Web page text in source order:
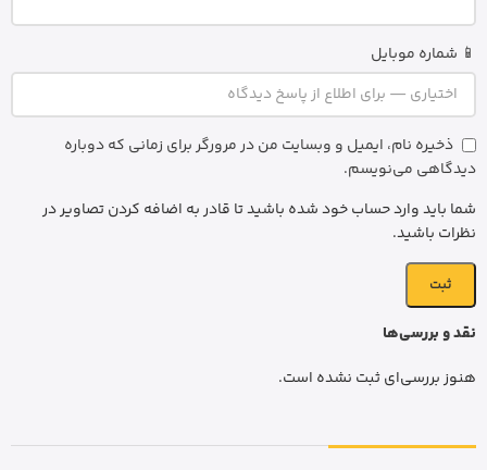
نقد و بررسی‌ها
هنوز بررسی‌ای ثبت نشده است.
📱 شماره موبایل
ذخیره نام، ایمیل و وبسایت من در مرورگر برای زمانی که دوباره
دیدگاهی می‌نویسم.
شما باید وارد حساب خود شده باشید تا قادر به اضافه کردن تصاویر در
نظرات باشید.